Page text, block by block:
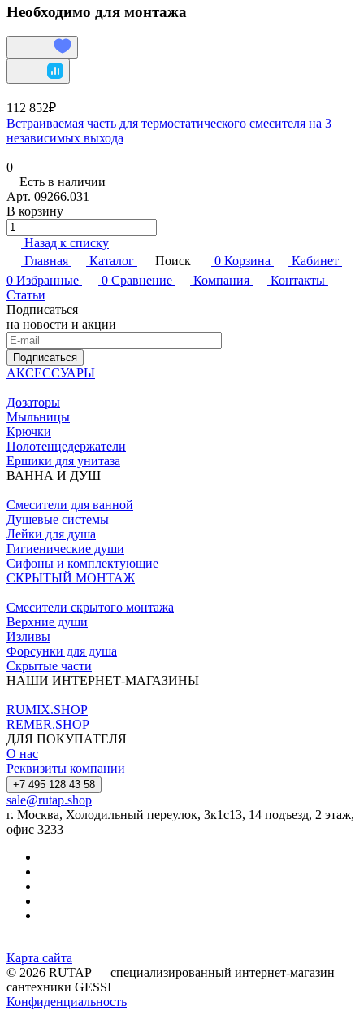
Необходимо для монтажа
112 852₽
Встраиваемая часть для термостатического смесителя на 3
независимых выхода
0
Есть в наличии
Арт. 09266.031
В корзину
Назад к списку
Главная
Каталог Поиск 0 Корзина
Кабинет
0 Избранные 0 Сравнение Компания
Контакты
Статьи
Подписаться
на новости и акции
Подписаться
АКСЕССУАРЫ
Дозаторы
Мыльницы
Крючки
Полотенцедержатели
Ершики для унитаза
ВАННА И ДУШ
Смесители для ванной
Душевые системы
Лейки для душа
Гигиенические души
Сифоны и комплектующие
СКРЫТЫЙ МОНТАЖ
Смесители скрытого монтажа
Верхние души
Изливы
Форсунки для душа
Скрытые части
НАШИ ИНТЕРНЕТ-МАГАЗИНЫ
RUMIX.SHOP
REMER.SHOP
ДЛЯ ПОКУПАТЕЛЯ
О нас
Реквизиты компании
+7 495 128 43 58
sale@rutap.shop
г. Москва, Холодильный переулок, 3к1с13, 14 подъезд, 2 этаж,
офис 3233
Карта сайта
© 2026 RUTAP — специализированный интернет-магазин
сантехники GESSI
Конфиденциальность